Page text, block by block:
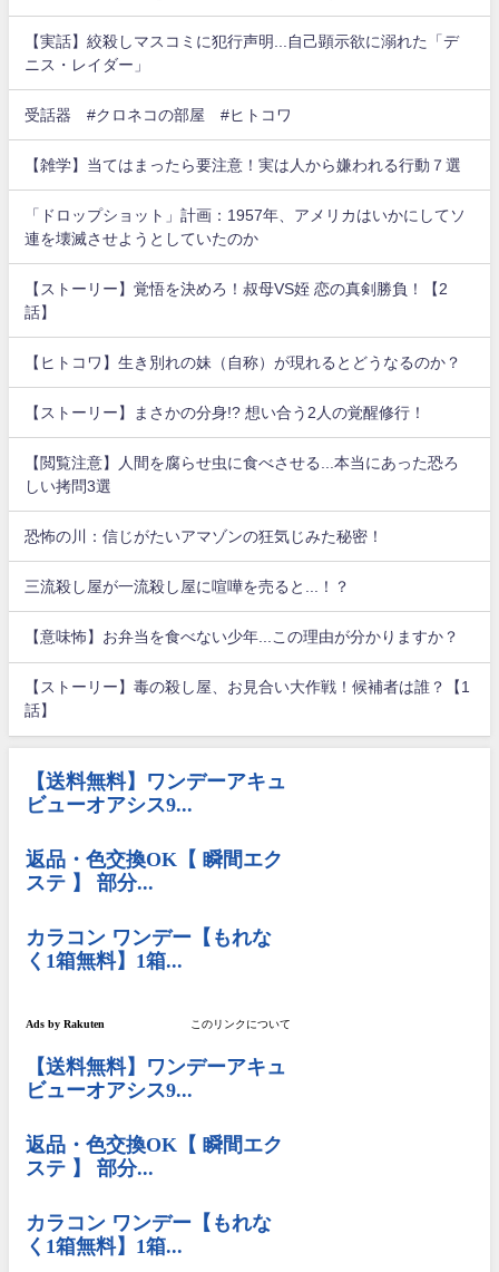
【実話】絞殺しマスコミに犯行声明...自己顕示欲に溺れた「デ
ニス・レイダー」
受話器 #クロネコの部屋 #ヒトコワ
【雑学】当てはまったら要注意！実は人から嫌われる行動７選
「ドロップショット」計画：1957年、アメリカはいかにしてソ
連を壊滅させようとしていたのか
【ストーリー】覚悟を決めろ！叔母VS姪 恋の真剣勝負！【2
話】
【ヒトコワ】生き別れの妹（自称）が現れるとどうなるのか？
【ストーリー】まさかの分身!? 想い合う2人の覚醒修行！
【閲覧注意】人間を腐らせ虫に食べさせる...本当にあった恐ろ
しい拷問3選
恐怖の川：信じがたいアマゾンの狂気じみた秘密！
三流殺し屋が一流殺し屋に喧嘩を売ると...！？
【意味怖】お弁当を食べない少年...この理由が分かりますか？
【ストーリー】毒の殺し屋、お見合い大作戦！候補者は誰？【1
話】